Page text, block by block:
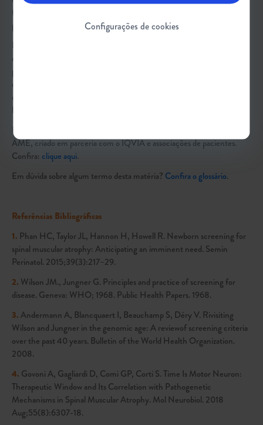
Configurações de cookies
familiares, melhor custo-benefício e mais suporte para a comunidade e
para os profissionais de saúde.
doença e, consequentemente, influenciar de forma positiva no
processo de implementação, seja com campanhas, com o
desenvolvimento de treinamentos e materiais de apoio para promover
debates ou até mesmo com a criação de novas regulamentações por
legisladores e lideranças políticas.
Este material é parte do
AME, criado em parceria com o IQVIA e associações de pacientes.
Confira: clique aqui.
Em dúvida sobre algum termo desta matéria? Confira o glossário.
Referências Bibliográficas
1. Phan HC, Taylor JL, Hannon H, Howell R. Newborn screening for
spinal muscular atrophy: Anticipating an imminent need. Semin
Perinatol. 2015;39(3):217–29.
2. Wilson JM., Jungner G. Principles and practice of screening for
disease. Geneva: WHO; 1968. Public Health Papers. 1968.
3.Andermann A, Blancquaert I, Beauchamp S, Déry V. Rivisiting
Wilson and Jungner in the genomic age: A reviewof screening criteria
over the past 40 years. Bulletin of the World Health Organization.
2008.
4. Govoni A, Gagliardi D, Comi GP, Corti S. Time Is Motor Neuron:
Therapeutic Window and Its Correlation with Pathogenetic
Mechanisms in Spinal Muscular Atrophy. Mol Neurobiol. 2018
Aug;55(8):6307-18.